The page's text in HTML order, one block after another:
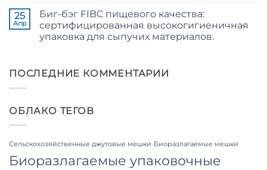
Weaving,
Packaging
and
Industrial
Applications
записи
The
Ultimate
Guide
to
Woven
Bags
a
Premier
in
25
Апр
Биг-бэг FIBC пищевого качества:
сертифицированная высокогигиеничная
упаковка для сыпучих материалов.
Food
Grade
High-
ПОСЛЕДНИЕ КОММЕНТАРИИ
ОБЛАКО ТЕГОВ
Сельскохозяйственные джутовые мешки Биоразлагаемые мешки
Биоразлагаемые упаковочные